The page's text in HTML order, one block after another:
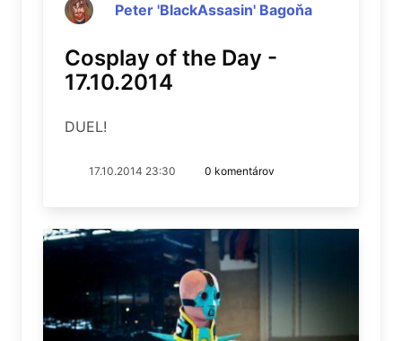
Peter 'BlackAssasin' Bagoňa
Cosplay of the Day -
17.10.2014
DUEL!
17.10.2014 23:30 0 komentárov